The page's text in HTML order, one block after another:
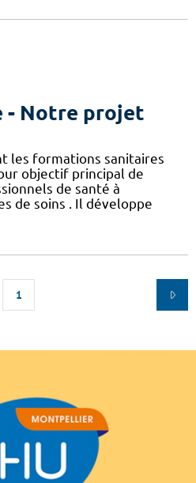
- Notre projet
les formations sanitaires
objectif principal de
de santé à
de soins . Il développe
1